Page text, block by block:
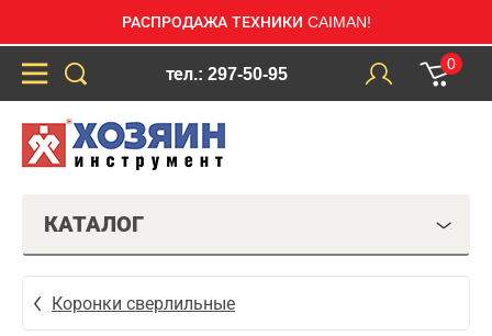
РАСПРОДАЖА ТЕХНИКИ CAIMAN!
тел.: 297-50-95
0
КАТАЛОГ
Коронки сверлильные